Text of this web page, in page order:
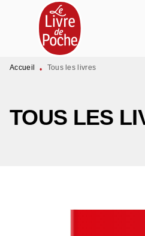
MENU RECHERCHE
PIED DE PAGE
Accueil • Tous les livres
TOUS LES